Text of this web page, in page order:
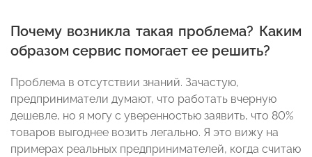
Почему возникла такая проблема? Каким
образом сервис помогает ее решить?
Проблема в отсутствии знаний. Зачастую,
предприниматели думают, что работать вчерную
дешевле, но я могу с уверенностью заявить, что 80%
товаров выгоднее возить легально. Я это вижу на
примерах реальных предпринимателей, когда считаю